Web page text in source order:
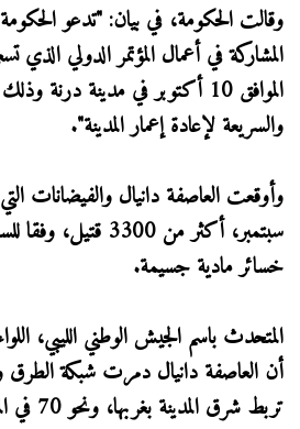
وقالت الحكومة، في بيان: "تدعو الحكومة
المشاركة في أعمال المؤتمر الدولي الذي
الموافق 10 أكتوبر في مدينة درنة
والسريعة لإعادة إعمار المدينة".
سبتمبر، أكثر من
خسائر مادية جسيمة.
المتحدث باسم الجيش الوطني الليبي،
أن العاصفة دانيال دمرت شبكة
تربط شرق المدينة بغربها، ونحو 70 في المئة من البنية التحتية.